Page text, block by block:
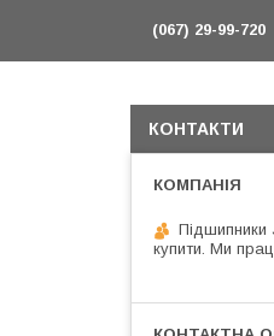
(067) 29-99-720
КОНТАКТИ
Підшипники
купити. Ми